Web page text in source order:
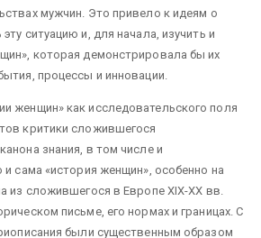
мужчин. Это привело к идеям о
ситуацию и, для начала, изучить и
которая демонстрировала бы их
процессы и инновации.
женщин» как исследовательского поля
критики сложившегося
знания, в том числе и
и сама «история женщин», особенно на
из сложившегося в Европе XIX-XX вв.
письме, его нормах и границах. С
были существенным образом